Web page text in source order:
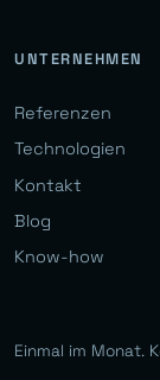
UNTERNEHMEN
Referenzen
Technologien
Kontakt
Blog
Know-how
Einmal im Monat.